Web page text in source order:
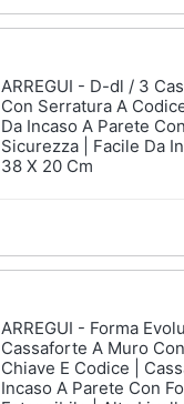
ARREGUI - D-dl / 3
Con Serratura A
Da Incaso A Parete
Sicurezza | Facile Da
38 X 20 Cm
ARREGUI - Forma
Cassaforte A Muro
Chiave E Codice |
Incaso A Parete Con